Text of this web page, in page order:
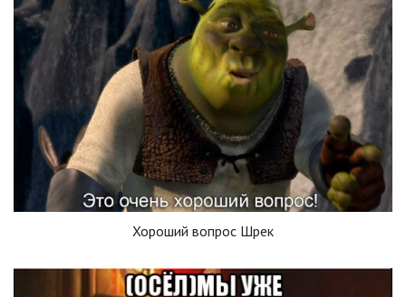
Хороший вопрос Шрек